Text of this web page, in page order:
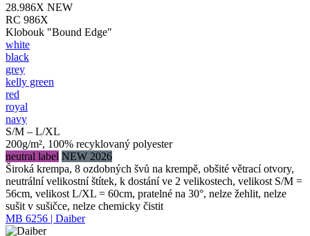
28.986X NEW
RC 986X
Klobouk "Bound Edge"
white
black
grey
kelly green
red
royal
navy
S/M – L/XL
200g/m², 100% recyklovaný polyester
neutral label NEW 2026
Široká krempa, 8 ozdobných švů na krempě, obšité větrací otvory,
neutrální velikostní štítek, k dostání ve 2 velikostech, velikost S/M =
56cm, velikost L/XL = 60cm, pratelné na 30°, nelze žehlit, nelze
sušit v sušičce, nelze chemicky čistit
MB 6256 | Daiber